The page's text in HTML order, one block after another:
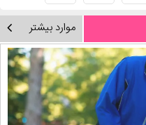
موارد بیشتر